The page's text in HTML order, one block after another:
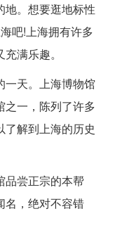
地。想要逛地标性
吧!上海拥有许多
满乐趣。
一天。上海博物馆
之一，陈列了许多
解到上海的历史
品尝正宗的本帮
名，绝对不容错